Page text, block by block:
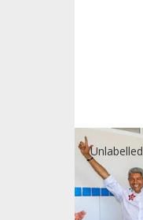
Unlabelled